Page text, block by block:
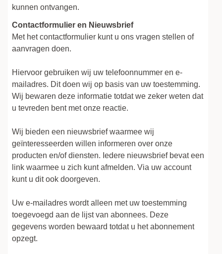
kunnen ontvangen.
Contactformulier en Nieuwsbrief
Met het contactformulier kunt u ons vragen stellen of
aanvragen doen.
Hiervoor gebruiken wij uw telefoonnummer en e-
mailadres. Dit doen wij op basis van uw toestemming.
Wij bewaren deze informatie totdat we zeker weten dat
u tevreden bent met onze reactie.
Wij bieden een nieuwsbrief waarmee wij
geïnteresseerden willen informeren over onze
producten en/of diensten. Iedere nieuwsbrief bevat een
link waarmee u zich kunt afmelden. Via uw account
kunt u dit ook doorgeven.
Uw e-mailadres wordt alleen met uw toestemming
toegevoegd aan de lijst van abonnees. Deze
gegevens worden bewaard totdat u het abonnement
opzegt.